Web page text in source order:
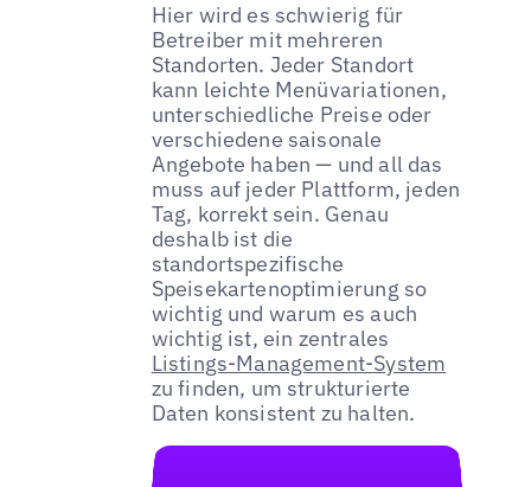
Hier wird es schwierig für
Betreiber mit mehreren
Standorten. Jeder Standort
kann leichte Menüvariationen,
unterschiedliche Preise oder
verschiedene saisonale
Angebote haben — und all das
muss auf jeder Plattform, jeden
Tag, korrekt sein. Genau
deshalb ist die
standortspezifische
Speisekartenoptimierung so
wichtig und warum es auch
wichtig ist, ein zentrales
Listings-Management-System
zu finden, um strukturierte
Daten konsistent zu halten.